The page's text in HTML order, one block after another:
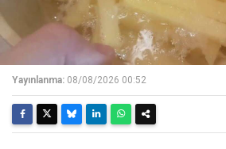
Yayınlanma: 08/08/2026 00:52